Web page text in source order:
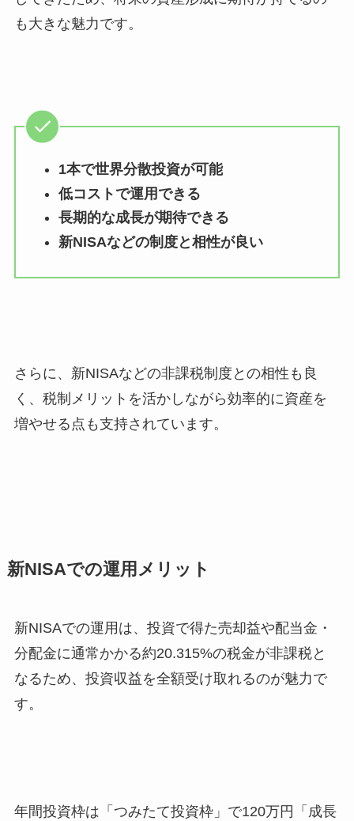
も大きな魅力です。
1本で世界分散投資が可能
低コストで運用できる
長期的な成長が期待できる
新NISAなどの制度と相性が良い
さらに、新NISAなどの非課税制度との相性も良
く、税制メリットを活かしながら効率的に資産を
増やせる点も支持されています。
新NISAでの運用メリット
新NISAでの運用は、投資で得た売却益や配当金・
分配金に通常かかる約20.315%の税金が非課税と
なるため、投資収益を全額受け取れるのが魅力で
す。
年間投資枠は「つみたて投資枠」で120万円「成長